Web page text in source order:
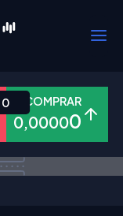
Metais Ações
COMPRAR
0,00000
0